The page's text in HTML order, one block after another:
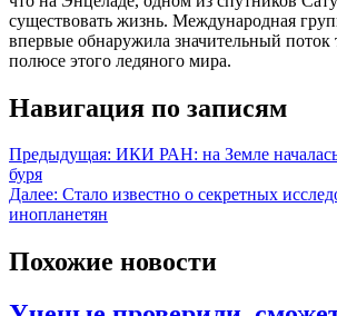
существовать жизнь. Международная
впервые обнаружила значительный поток
полюсе этого ледяного мира.
Навигация по записям
Предыдущая: ИКИ РАН: на Земле
буря
Далее: Стало известно о секретных
инопланетян
Похожие новости